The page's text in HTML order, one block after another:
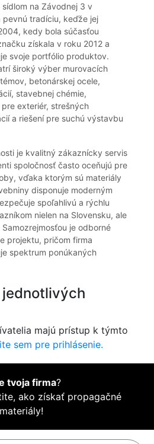
na Závodnej 3 v
pevnú tradíciu, keďže jej
kedy bola súčasťou
získala v roku 2012 a
svoje portfólio produktov.
široký výber murovacích
betonárskej ocele,
stavebnej chémie,
exteriér, strešných
a riešení pre suchú výstavbu
je kvalitný zákaznícky servis
spoločnosť často oceňujú pre
vďaka ktorým sú materiály
disponuje moderným
spoľahlivú a rýchlu
nielen na Slovensku, ale
je odborné
projektu, pričom firma
spektrum ponúkaných
jednotlivých
majú prístup k týmto
sem pre prihlásenie.
tvoja firma?
ako získať propagačné
materiály!